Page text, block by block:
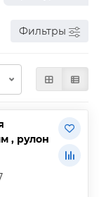
Фильтры
, рулон